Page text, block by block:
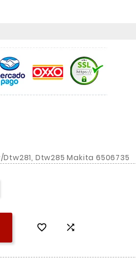
Dtw285 Makita 6506735
 